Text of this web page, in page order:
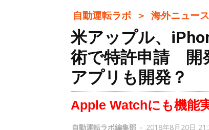
自動運転ラボ ＞ 海外ニュース
米アップル、
術で特許申請 開
アプリも開発？
Apple Watchにも機能
自動運転ラボ編集部 - 2018年8月20日